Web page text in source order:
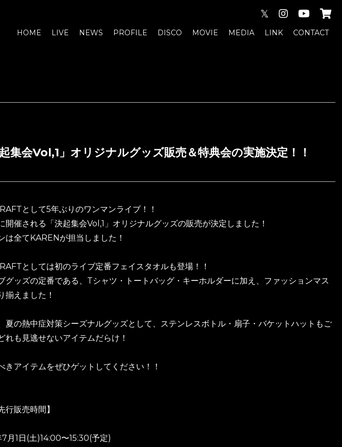
HOME LIVE NEWS PROFILE DISCO MOVIE MEDIA LINK CONTACT
𝕏
会Vol,1」オリジナルグッズ販売＆特典会の実施決定！！
として5年ぶりのワンマンライブ！！
開催される「決起集会Vol,1」オリジナルグッズの販売が決定しました！
は全てKARENが担当しました！
としては初のライブ定番フェイスタオルも登場！！
グッズの定番である、Tシャツ・トートバッグ・キーホルダーに加え、ファッションマス
揃えました！
夏の熱中症対策シーズナルグッズとして、ステンレスボトル・扇子・バケットハットもご
れも見逃せないアイテムだらけ！
きアイテムをぜひゲットしてください！！
行販売時間】
月1日(土)14:00〜15:30(予定)